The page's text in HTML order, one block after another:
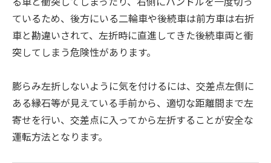
ているため、後方にいる二輪車や後続車は前方車は右折
車と勘違いされて、左折時に直進してきた後続車両と衝
突してしまう危険性があります。
膨らみ左折しないように気を付けるには、交差点左側に
ある縁石等が見えている手前から、適切な距離間まで左
寄せを行い、交差点に入ってから左折することが安全な
運転方法となります。